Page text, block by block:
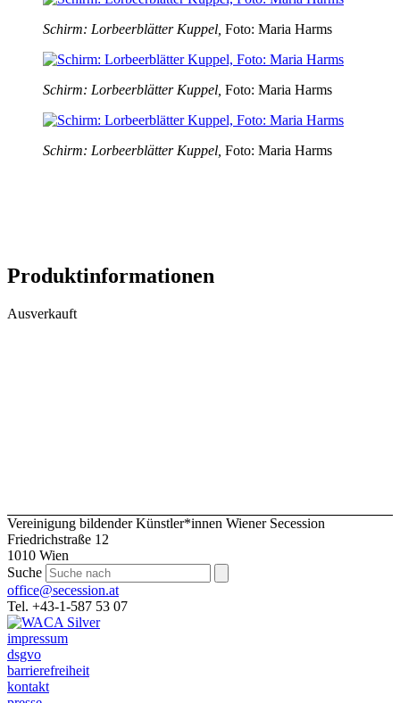
Schirm: Lorbeerblätter Kuppel, Foto: Maria Harms
Schirm: Lorbeerblätter Kuppel, Foto: Maria Harms
Schirm: Lorbeerblätter Kuppel, Foto: Maria Harms
Produktinformationen
Ausverkauft
Vereinigung bildender Künstler*innen Wiener Secession
Friedrichstraße 12
1010 Wien
Suche
office@secession.at
Tel. +43-1-587 53 07
impressum
dsgvo
barrierefreiheit
kontakt